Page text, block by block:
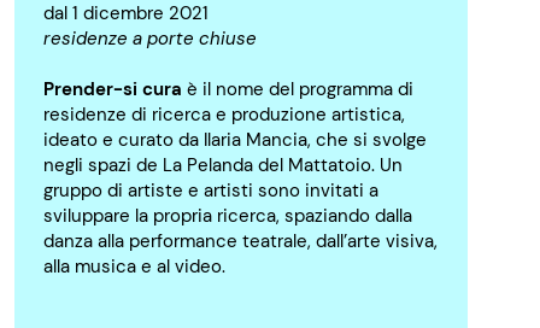
dal 1 dicembre 2021
residenze a porte chiuse
Prender-si cura è il nome del programma di
residenze di ricerca e produzione artistica,
ideato e curato da Ilaria Mancia, che si svolge
negli spazi de La Pelanda del Mattatoio. Un
gruppo di artiste e artisti sono invitati a
sviluppare la propria ricerca, spaziando dalla
danza alla performance teatrale, dall’arte visiva,
alla musica e al video.